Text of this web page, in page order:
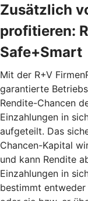
Zusätzlich
profitieren:
Safe+Smart
Mit der R+V
garantierte
Rendite-Chancen
Einzahlungen in
aufgeteilt. Das
Chancen-Kapital
und kann Rendite
Einzahlungen in
bestimmt